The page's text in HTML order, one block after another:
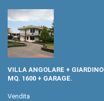
VILLA ANGOLARE + GIARDINO
MQ. 1600 + GARAGE.
Vendita